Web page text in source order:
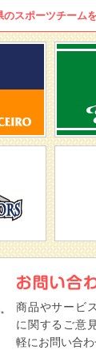
のスポーツチーム
商品やサービ
に関するご意
軽にお問い合わ